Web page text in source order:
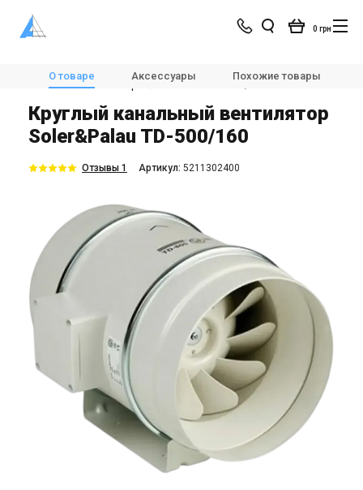
0 грн
Магазин Вентиляция
Вентиляторы
Канальные вентиляторы
Soler&Palau TD-500/160
О товаре Аксессуары Похожие товары
Круглый канальный вентилятор
Soler&Palau TD-500/160
Отзывы 1 Aртикул: 5211302400